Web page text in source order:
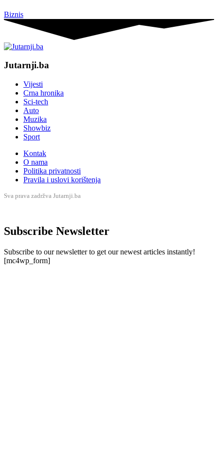
Biznis
Jutarnji.ba
Vijesti
Crna hronika
Sci-tech
Auto
Muzika
Showbiz
Sport
Kontak
O nama
Politika privatnosti
Pravila i uslovi korištenja
Sva prava zadržva Jutarnji.ba
Subscribe Newsletter
Subscribe to our newsletter to get our newest articles instantly!
[mc4wp_form]